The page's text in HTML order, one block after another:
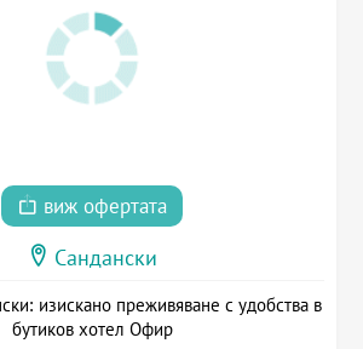
виж офертата
Сандански
изискано преживяване с удобства в
бутиков хотел Офир